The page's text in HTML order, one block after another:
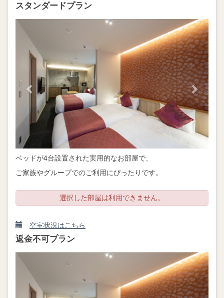
スタンダードプラン
Next
ベッドが4台設置された実用的なお部屋で、
ご家族やグループでのご利用にぴったりです。
選択した部屋は利用できません。
空室状況はこちら
返金不可プラン
Next